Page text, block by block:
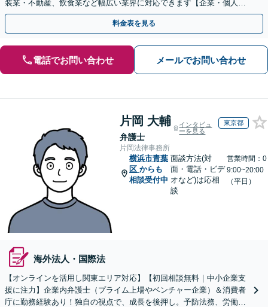
装業・不動産、飲食業など幅広い業界に対応できます【企業・個人事
業主の方初回面談無料】
料金表を見る
電話でお問い合わせ メールでお問い合わせ
片岡 大輔
弁護士
インタビュ
ーを見る
東京都
片岡法律事務所
横浜市青葉
区 からも
相談受付中
面談方法(対
面・電話・ビデ
オなど)は応相
談
営業時間：0
9:00~20:00
（平日）
海外法人・国際法
【オンラインを活用し関東エリア対応】【初回相談無料｜中小企業支
援に注力】企業内弁護士（プライム上場やベンチャー企業）＆消費者
庁に勤務経験あり！独自の視点で、成長を後押し。予防法務、労働問